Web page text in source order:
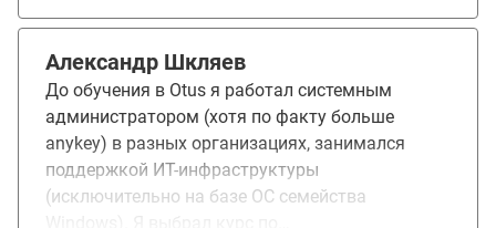
Александр Шкляев
До обучения в Otus я работал системным
администратором (хотя по факту больше
anykey) в разных организациях, занимался
поддержкой ИТ-инфраструктуры
(исключительно на базе ОС семейства